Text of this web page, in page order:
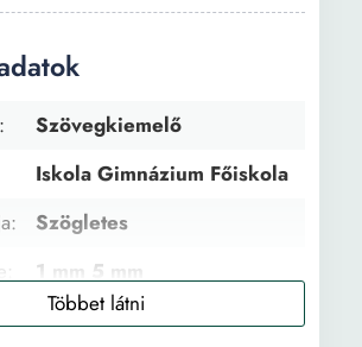
Szövegkiemelő
Iskola Gimnázium Főiskola
Szögletes
1 mm 5 mm
Papír